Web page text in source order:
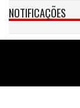
NOTIFICAÇÕES